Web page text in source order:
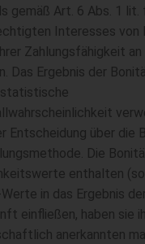
gemäß Art. 6 Abs. 1 lit.
Interesses von
Zahlungsfähigkeit
Das Ergebnis der
statistische
Entscheidung über die
Die
enthalten
in das Ergebnis der
einfließen, haben sie
anerkannten